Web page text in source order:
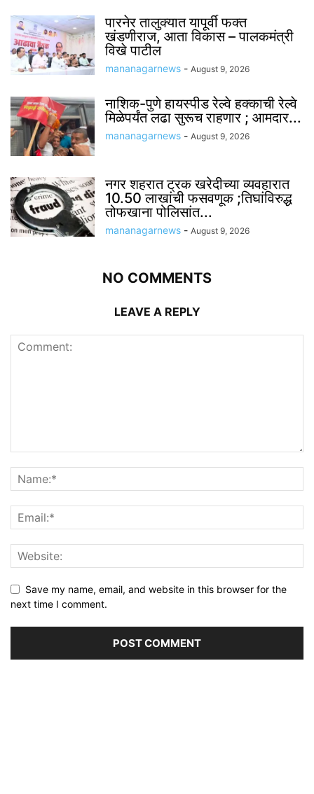
पारनेर तालुक्यात यापूर्वी फक्त
खंडणीराज, आता विकास – पालकमंत्री
विखे पाटील
mananagarnews - August 9, 2026
नाशिक-पुणे हायस्पीड रेल्वे हक्काची रेल्वे
मिळेपर्यंत लढा सुरूच राहणार ; आमदार...
mananagarnews - August 9, 2026
नगर शहरात ट्रक खरेदीच्या व्यवहारात
10.50 लाखांची फसवणूक ;तिघांविरुद्ध
तोफखाना पोलिसांत...
mananagarnews - August 9, 2026
NO COMMENTS
LEAVE A REPLY
Save my name, email, and website in this browser for the
next time I comment.